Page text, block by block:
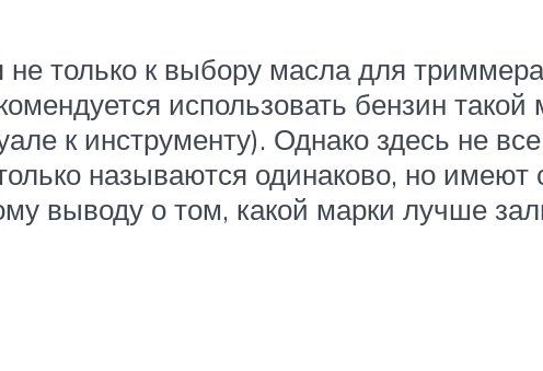
только к выбору масла для
использовать бензин такой
к инструменту). Однако здесь не все
называются одинаково, но
выводу о том, какой марки лучше